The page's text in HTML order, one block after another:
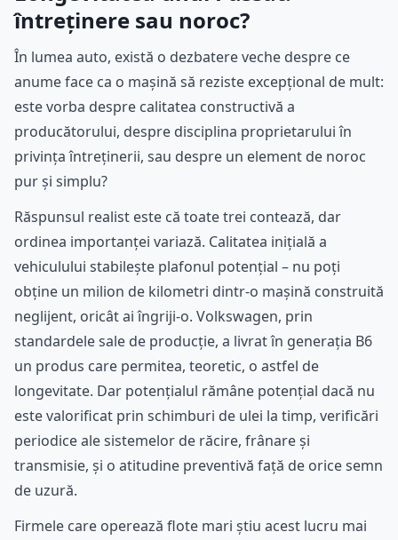
întreținere sau noroc?
În lumea auto, există o dezbatere veche despre ce
anume face ca o mașină să reziste excepțional de mult:
este vorba despre calitatea constructivă a
producătorului, despre disciplina proprietarului în
privința întreținerii, sau despre un element de noroc
pur și simplu?
Răspunsul realist este că toate trei contează, dar
ordinea importanței variază. Calitatea inițială a
vehiculului stabilește plafonul potențial – nu poți
obține un milion de kilometri dintr-o mașină construită
neglijent, oricât ai îngriji-o. Volkswagen, prin
standardele sale de producție, a livrat în generația B6
un produs care permitea, teoretic, o astfel de
longevitate. Dar potențialul rămâne potențial dacă nu
este valorificat prin schimburi de ulei la timp, verificări
periodice ale sistemelor de răcire, frânare și
transmisie, și o atitudine preventivă față de orice semn
de uzură.
Firmele care operează flote mari știu acest lucru mai